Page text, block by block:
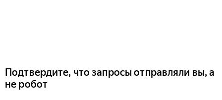
Подтвердите, что запросы отправляли вы, а
не робот